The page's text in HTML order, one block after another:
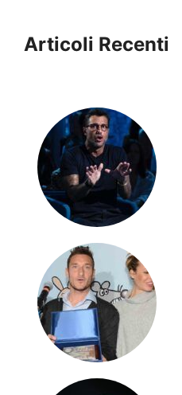
Articoli Recenti